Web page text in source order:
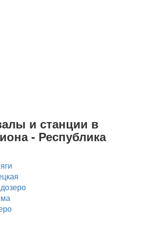
и станции в
- Республика